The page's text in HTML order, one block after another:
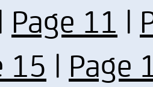
| Page 11 |
15 | Page